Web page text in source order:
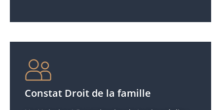
Constat Droit de la famille